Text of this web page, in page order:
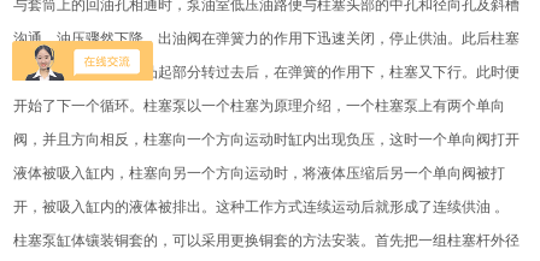
与套筒上的回油孔相通时，泵油室低压油路便与柱塞头部的中孔和径向孔及斜槽
沟通，油压骤然下降，出油阀在弹簧力的作用下迅速关闭，停止供油。此后柱塞
还要上行，当凸轮的凸起部分转过去后，在弹簧的作用下，柱塞又下行。此时便
开始了下一个循环。柱塞泵以一个柱塞为原理介绍，一个柱塞泵上有两个单向
阀，并且方向相反，柱塞向一个方向运动时缸内出现负压，这时一个单向阀打开
液体被吸入缸内，柱塞向另一个方向运动时，将液体压缩后另一个单向阀被打
开，被吸入缸内的液体被排出。这种工作方式连续运动后就形成了连续供油 。
柱塞泵缸体镶装铜套的，可以采用更换铜套的方法安装。首先把一组柱塞杆外径